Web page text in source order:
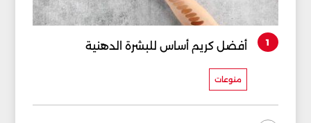
1 أفضل كريم أساس للبشرة الدهنية
منوعات